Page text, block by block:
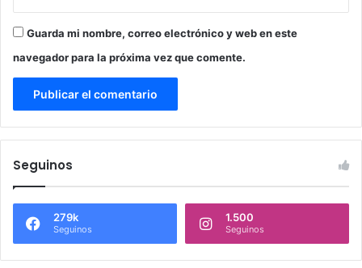
Guarda mi nombre, correo electrónico y web en este
navegador para la próxima vez que comente.
Seguinos
279k
Seguinos
1.500
Seguinos